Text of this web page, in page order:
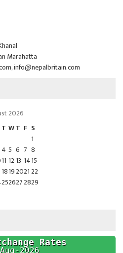
Marahatta
,info@nepalbritain.com
2026
T WT F S
1
4 5 6 7 8
11 12 13 1415
1819202122
2526272829